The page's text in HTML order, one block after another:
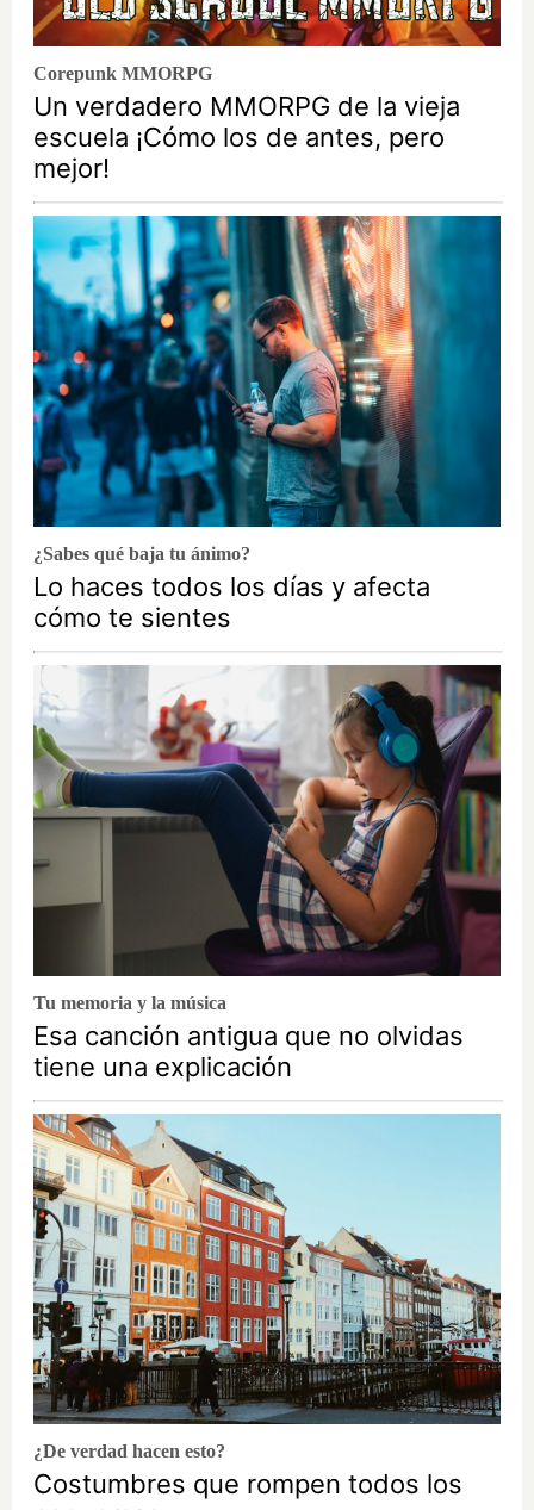
Corepunk MMORPG
Un verdadero MMORPG de la vieja
escuela ¡Cómo los de antes, pero
mejor!
¿Sabes qué baja tu ánimo?
Lo haces todos los días y afecta
cómo te sientes
Tu memoria y la música
Esa canción antigua que no olvidas
tiene una explicación
¿De verdad hacen esto?
Costumbres que rompen todos los